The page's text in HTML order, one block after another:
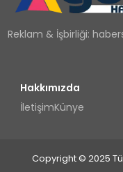
Reklam & İşbirliği:
Hakkımızda
İletişimKünye
Copyright © 2025